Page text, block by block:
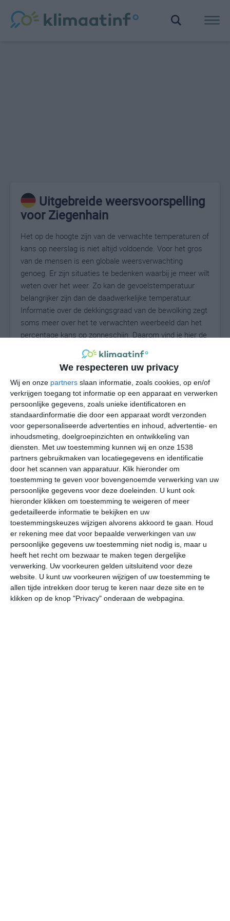
We respecteren uw privacy
Wij en onze partners slaan informatie, zoals cookies, op en/of
verkrijgen toegang tot informatie op een apparaat en verwerken
persoonlijke gegevens, zoals unieke identificatoren en
standaardinformatie die door een apparaat wordt verzonden
voor gepersonaliseerde advertenties en inhoud, advertentie- en
inhoudsmeting, doelgroepinzichten en ontwikkeling van
diensten.
Met uw toestemming kunnen wij en onze 1538
partners gebruikmaken van locatiegegevens en identificatie
door het scannen van apparatuur. Klik hieronder om
toestemming te geven voor bovengenoemde verwerking van uw
persoonlijke gegevens voor deze doeleinden. U kunt ook
hieronder klikken om toestemming te weigeren of meer
gedetailleerde informatie te bekijken en uw
toestemmingskeuzes wijzigen alvorens akkoord te gaan.
Houd
er rekening mee dat voor bepaalde verwerkingen van uw
persoonlijke gegevens uw toestemming niet nodig is, maar u
heeft het recht om bezwaar te maken tegen dergelijke
verwerking. Uw voorkeuren gelden uitsluitend voor deze
website. U kunt uw voorkeuren wijzigen of uw toestemming te
allen tijde intrekken door terug te keren naar deze site en te
klikken op de knop "Privacy" onderaan de webpagina.
Uitgebreide weersvoorspelling
voor Ziegenhain
Het op de hoogte zijn van de verwachte temperaturen of
kans op neerslag is niet altijd voldoende. Voor het gros
van de mensen is een globale weersverwachting
genoeg. Er zijn situaties te bedenken waarbij je meer wilt
weten over het weer. Zo kan de gevoelstemperatuur
belangrijker zijn dan de daadwerkelijke temperatuur.
Informatie over de dekkingsgraad van de bewolking zegt
soms meer over het te verwachten weerbeeld dan het
percentage kans op zonneschijn. Daarom vind je hier de
uitgebreide weersvoorspelling voor Ziegenhain.
19°C
za
28°
zo ma
30° 16°
di
26° 13°
11°C 9°C 17°C
03:00 06:00 09:00 12:00 15:00
03:00 06:00 09:00 12:00 15:00